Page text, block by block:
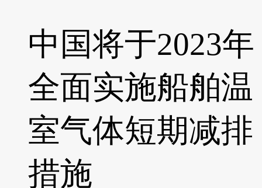
中国将于2023年
全面实施船舶温
室气体短期减排
措施